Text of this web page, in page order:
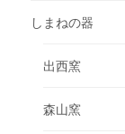
しまねの器
出西窯
森山窯